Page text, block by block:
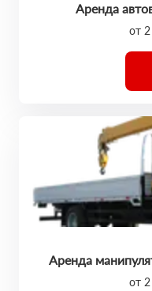
Аренда
от
Аренда
от